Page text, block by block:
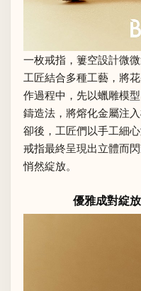
一枚戒指，簍空設計微
工匠結合多種工藝，將
作過程中，先以蠟雕模
鑄造法，將熔化金屬注
卻後，工匠們以手工細
戒指最終呈現出立體而
悄然綻放。
優雅成對綻